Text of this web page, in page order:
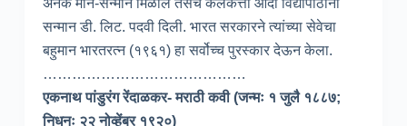
सन्मान डी. लिट. पदवी दिली. भारत सरकारने त्यांच्या सेवेचा
बहुमान भारतरत्न (१९६१) हा सर्वोच्च पुरस्कार देऊन केला.
……………………………………
एकनाथ पांडुरंग रेंदाळकर- मराठी कवी (जन्मः १ जुलै १८८७;
निधनः २२ नोव्हेंबर १९२०)